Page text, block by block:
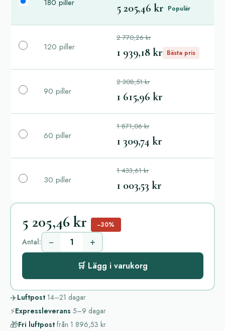
180 piller 5 205,46 kr Populär
120 piller
2 770,26 kr
1 939,18 kr Bästa pris
90 piller
2 308,51 kr
1 615,96 kr
60 piller
1 871,06 kr
1 309,74 kr
30 piller
1 433,61 kr
1 003,53 kr
5 205,46 kr −30%
Antal: − +
🛒 Lägg i varukorg
✈️Luftpost 14–21 dagar
⚡Expressleverans 5–9 dagar
🎁Fri luftpost från 1 896,53 kr